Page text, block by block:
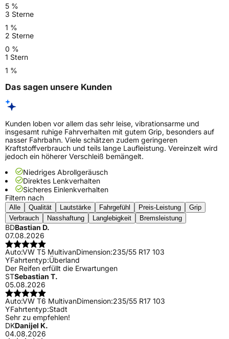
5 %
3 Sterne
1 %
2 Sterne
0 %
1 Stern
1 %
Das sagen unsere Kunden
Kunden loben vor allem das sehr leise, vibrationsarme und
insgesamt ruhige Fahrverhalten mit gutem Grip, besonders auf
nasser Fahrbahn. Viele schätzen zudem geringeren
Kraftstoffverbrauch und teils lange Laufleistung. Vereinzelt wird
jedoch ein höherer Verschleiß bemängelt.
Niedriges Abrollgeräusch
Direktes Lenkverhalten
Sicheres Einlenkverhalten
Filtern nach
Alle Qualität Lautstärke Fahrgefühl Preis-Leistung
Grip
Verbrauch
Nasshaftung Langlebigkeit Bremsleistung
BDBastian D.
07.08.2026
Auto:VW T5 MultivanDimension:235/55 R17 103
YFahrtentyp:Überland
Der Reifen erfüllt die Erwartungen
STSebastian T.
05.08.2026
Auto:VW T6 MultivanDimension:235/55 R17 103
YFahrtentyp:Stadt
Sehr zu empfehlen!
DKDanijel K.
04.08.2026